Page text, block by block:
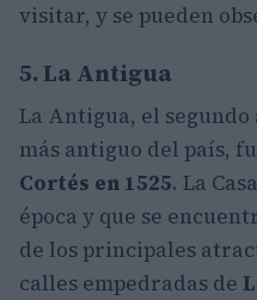
visitar, y se pueden
5. La Antigua
La Antigua, el
más antiguo del país,
Cortés en 1525. La
época y que se
de los principales
calles empedradas de